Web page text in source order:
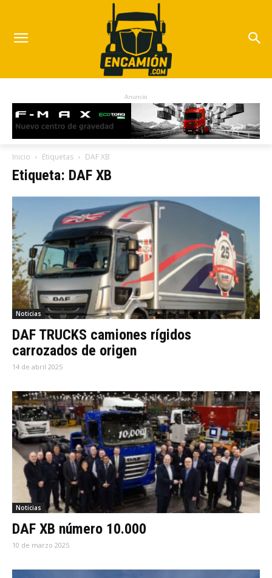
Anuncio
Inicio Etiquetas DAF XB
Etiqueta: DAF XB
Noticias
DAF TRUCKS camiones rígidos
carrozados de origen
14 de abril 2025
Noticias
DAF XB número 10.000
10 de marzo 2025